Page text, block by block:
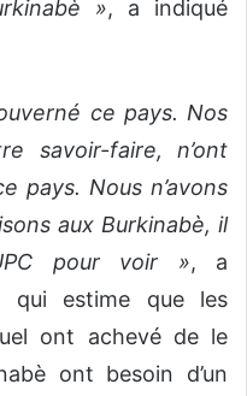
», a indiqué
ce pays. Nos
savoir-faire, n’ont
pays. Nous n’avons
aux Burkinabè, il
pour voir », a
qui estime que les
ont achevé de le
ont besoin d’un